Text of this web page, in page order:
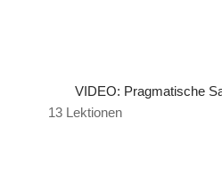
VIDEO: Pragmatische
13 Lektionen